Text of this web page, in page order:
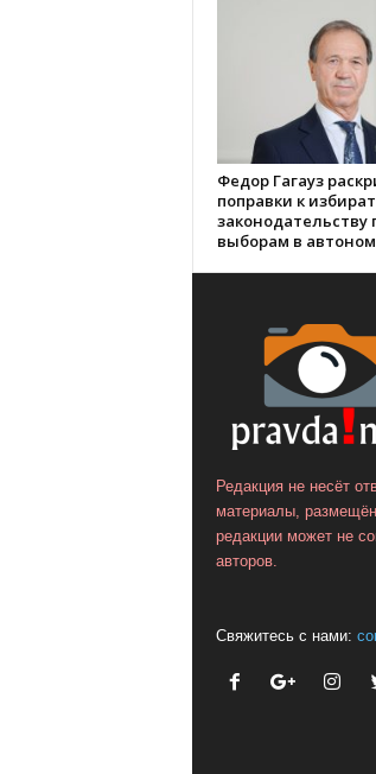
Федор Гагауз
поправки к
законодательству
выборам в
Редакция не несёт
материалы,
редакции может не
авторов.
Свяжитесь с нами: